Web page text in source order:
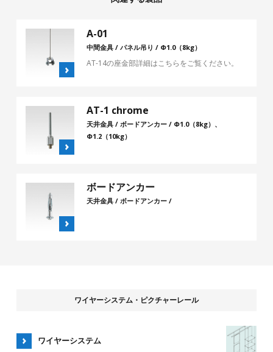
A-01
中間金具 / パネル吊り / Φ1.0（8kg）
AT-14の座金部詳細はこちらをご覧ください。
AT-1 chrome
天井金具 / ボードアンカー / Φ1.0（8kg）、
Φ1.2（10kg）
ボードアンカー
天井金具 / ボードアンカー /
ワイヤーシステム・ピクチャーレール
ワイヤーシステム